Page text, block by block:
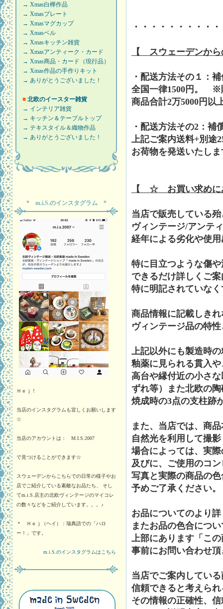
→ Xmas白樺作品
→ Xmasプレート
→ Xmasマグカップ
→ Xmasベル
→ Xmasキッチン雑貨
→ Xmasアンティーク・カード
→ Xmas商品・カード（現行品）
→ Xmas作品の手作りキット
→ ありがとうございました！
■ 北欧のイースター雑貨
→ インテリア雑貨
→ キッチン＆テーブルトップ
→ テキスタイル＆織物作品
→ ありがとうございました！
* m.i.S.のインスタグラム *
Ｈｅｊ！
当店のインスタグラムも宜しくお願いします
☆
当店のアカウントは： M.I.S.2007
で見つけることができます☆
スウェーデンからこちらでの日常の様子やお
店でご紹介している素敵なお品たち、 そし
てm.i.S.店主の北欧ヴィンテージのマイコレ
の数々などをご紹介しています。。。♪
＊ Ｈｅｊ（ヘイ）：瑞典語での「ハロ
ー！」です。
m.i.S.のインスタグラムはこちら
・・・・・・・・・
【 スウェーデンか
・配送方法その１：
全国一律1500円。 ※
商品合計2万5000円以
・配送方法その2：補
上記ご案内送料+別途
お荷物を発送いたし
【 ☆ お買い求め
当店で販売している
ヴィンテージ/アンテ
経年による劣化や使
特に目立つような傷
できるだけ詳しくご
特に明記されていな
商品情報に記載しき
ヴィンテージ品の特
上記以外にも製造時
釉薬に見られる貫入
高台や縁付近の小さ
ずれ等）また北欧の
焼成時の3点の支柱跡
また、当店では、商
自然光を利用して撮
場合によっては、実
及びに、ご使用のコ
写真と実際の商品の
予めご了承ください。
お品についてのより
またお品の色合につ
上部にあります「こ
事前にお問い合わせ
当店でご案内してい
信頼できると考えら
その情報の正確性、